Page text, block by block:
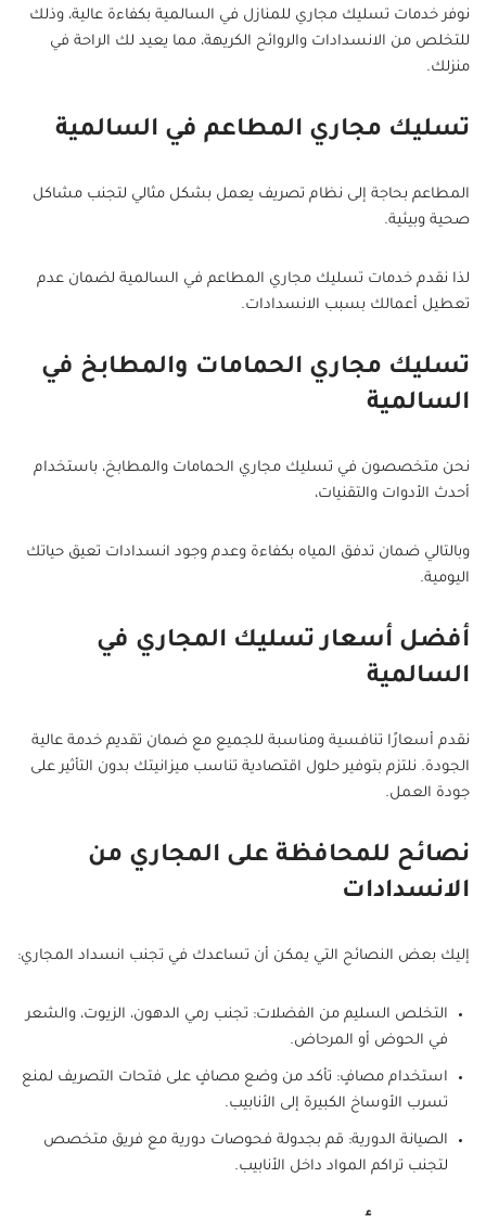
نوفر خدمات تسليك مجاري للمنازل في السالمية بكفاءة عالية، وذلك
للتخلص من الانسدادات والروائح الكريهة، مما يعيد لك الراحة في
منزلك.
تسليك مجاري المطاعم في السالمية
المطاعم بحاجة إلى نظام تصريف يعمل بشكل مثالي لتجنب مشاكل
صحية وبيئية.
لذا نقدم خدمات تسليك مجاري المطاعم في السالمية لضمان عدم
تعطيل أعمالك بسبب الانسدادات.
تسليك مجاري الحمامات والمطابخ في
السالمية
نحن متخصصون في تسليك مجاري الحمامات والمطابخ، باستخدام
أحدث الأدوات والتقنيات،
وبالتالي ضمان تدفق المياه بكفاءة وعدم وجود انسدادات تعيق حياتك
اليومية.
أفضل أسعار تسليك المجاري في
السالمية
نقدم أسعارًا تنافسية ومناسبة للجميع مع ضمان تقديم خدمة عالية
الجودة. نلتزم بتوفير حلول اقتصادية تناسب ميزانيتك بدون التأثير على
جودة العمل.
نصائح للمحافظة على المجاري من
الانسدادات
إليك بعض النصائح التي يمكن أن تساعدك في تجنب انسداد المجاري:
التخلص السليم من الفضلات: تجنب رمي الدهون، الزيوت، والشعر
في الحوض أو المرحاض.
استخدام مصافٍ: تأكد من وضع مصافٍ على فتحات التصريف لمنع
تسرب الأوساخ الكبيرة إلى الأنابيب.
الصيانة الدورية: قم بجدولة فحوصات دورية مع فريق متخصص
لتجنب تراكم المواد داخل الأنابيب.